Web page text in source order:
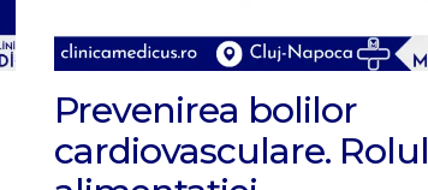
Prevenirea bolilor
cardiovasculare. Rolul